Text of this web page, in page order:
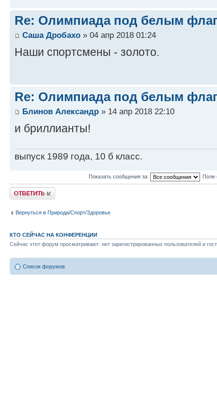
Re: Олимпиада под белым
Саша Дробахо » 04 апр 2018 01:24
Наши спортсмены - золото.
Re: Олимпиада под белым
Блинов Александр » 14 апр 2018 22:10
и бриллианты!
выпуск 1989 года, 10 б класс.
Показать сообщения за: Поле
Ответить
Вернуться в Природа/Спорт/Здоровье
КТО СЕЙЧАС НА КОНФЕРЕНЦИИ
Сейчас этот форум просматривают: нет зарегистрированных пользователей и
Список форумов